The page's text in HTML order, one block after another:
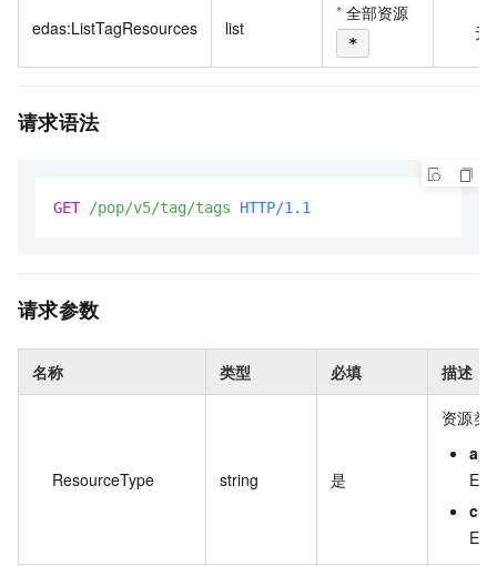
edas:ListTagResources list
* 全部资源
* 无
请求语法
GET /pop/v5/tag/tags HTTP/1.1
请求参数
名称 类型 必填 描述
ResourceType string 是
资源类